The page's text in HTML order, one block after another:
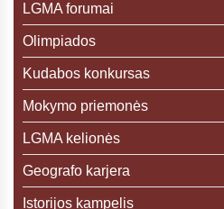
LGMA forumai
Olimpiados
Kudabos konkursas
Mokymo priemonės
LGMA kelionės
Geografo karjera
Istorijos kampelis